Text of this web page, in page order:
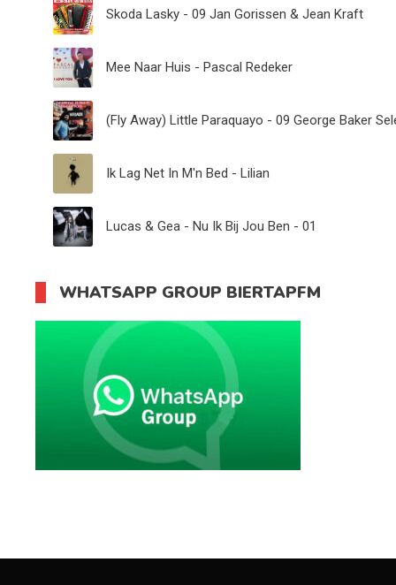
Skoda Lasky - 09 Jan Gorissen & Jean Kraft
Mee Naar Huis - Pascal Redeker
(Fly Away) Little Paraquayo - 09 George Baker
Ik Lag Net In M'n Bed - Lilian
Lucas & Gea - Nu Ik Bij Jou Ben - 01
WHATSAPP GROUP BIERTAPFM